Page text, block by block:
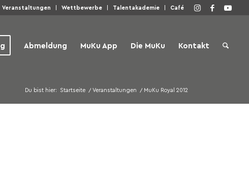
Veranstaltungen Wettbewerbe Talentakademie Café
Abmeldung MuKu App Die MuKu Kontakt
Du bist hier: Startseite / Veranstaltungen / MuKu Royal 2012